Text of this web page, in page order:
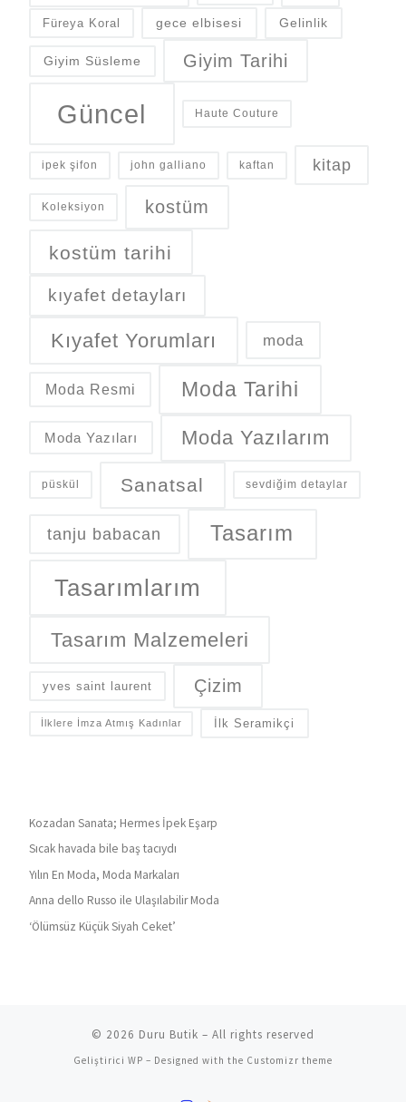
Füreya Koral gece elbisesi Gelinlik
Giyim Süsleme Giyim Tarihi
Güncel Haute Couture
ipek şifon john galliano kaftan kitap
Koleksiyon kostüm
kostüm tarihi
kıyafet detayları
Kıyafet Yorumları moda
Moda Resmi Moda Tarihi
Moda Yazıları Moda Yazılarım
püskül Sanatsal sevdiğim detaylar
tanju babacan Tasarım
Tasarımlarım
Tasarım Malzemeleri
yves saint laurent Çizim
İlklere İmza Atmış Kadınlar İlk Seramikçi
Kozadan Sanata; Hermes İpek Eşarp
Sıcak havada bile baş tacıydı
Yılın En Moda, Moda Markaları
Anna dello Russo ile Ulaşılabilir Moda
‘Ölümsüz Küçük Siyah Ceket’
© 2026 Duru Butik – All rights reserved
Geliştirici WP – Designed with the Customizr theme